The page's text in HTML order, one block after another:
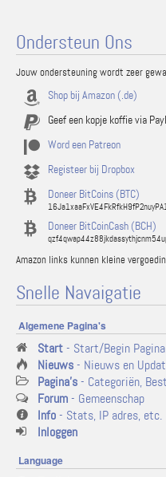
Ondersteun Ons
Jouw ondersteuning wordt zeer
Shop bij Amazon (.de)
Geef een kopje koffie via
Word een Patreon
Registeer bij Dropbox
Doneer BitCoins (BTC)
Doneer BitCoinCash (BCH)
Amazon links kunnen kleine
Snelle Navaigatie
Algemene Pagina's
Start- Start/Begin Pagina
Nieuws- Nieuws en
Pagina's- Categoriën,
Forum- Gemeenschap
Info- Stats, IP adres, etc.
Inloggen
Language